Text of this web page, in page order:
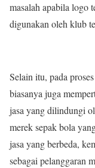
masalah apabila logo
digunakan oleh klub
Selain itu, pada
biasanya juga
jasa yang dilindungi
merek sepak bola
jasa yang berbeda,
sebagai pelanggaran